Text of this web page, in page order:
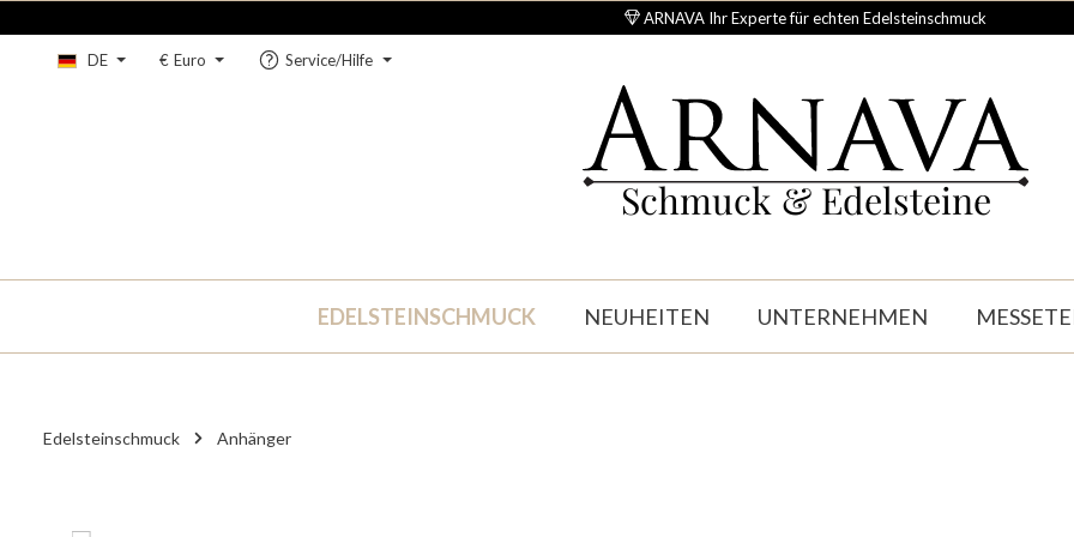
ARNAVA Ihr Experte für echten Edelsteinschmuck
DE € Euro Service/Hilfe
Schmuck & Edelsteine
EDELSTEINSCHMUCK NEUHEITEN UNTERNEHMEN
Edelsteinschmuck Anhänger